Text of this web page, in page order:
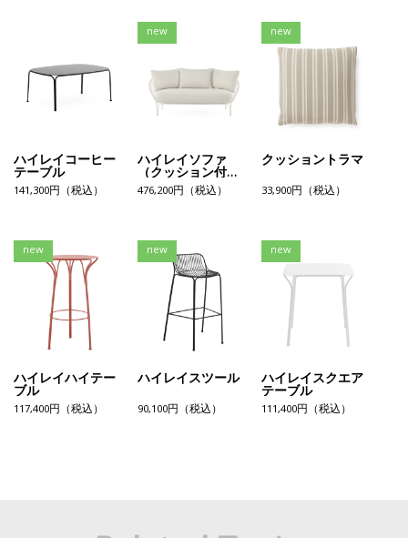
ハイレイコーヒー
テーブル
141,300円（税込）
new
ハイレイソファ
（クッション付
き）
476,200円（税込）
new
クッショントラマ
33,900円（税込）
new
ハイレイハイテー
ブル
117,400円（税込）
new
ハイレイスツール
90,100円（税込）
new
ハイレイスクエア
テーブル
111,400円（税込）